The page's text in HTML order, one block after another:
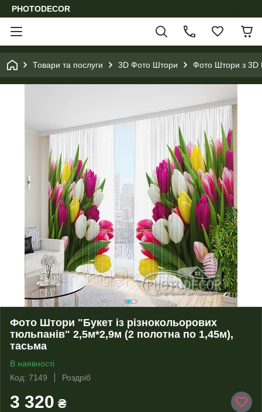
PHOTODECOR
Товари та послуги 3D Фото Штори Фото Штори з 3D
Фото Штори "Букет із різнокольорових
тюльпанів" 2,5м*2,9м (2 полотна по 1,45м),
тасьма
В наявності
Код: 7149
Роздріб
3 320 ₴